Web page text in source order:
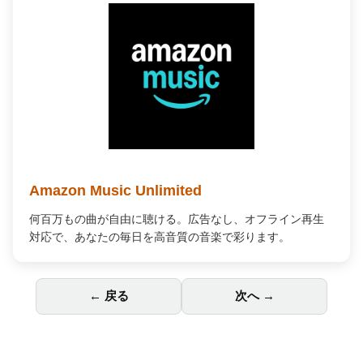
Amazon Music Unlimited
何百万もの曲が自由に聴ける。広告なし、オフライン再生
対応で、あなたの毎日を高音質の音楽で彩ります。
← 戻る 次へ →